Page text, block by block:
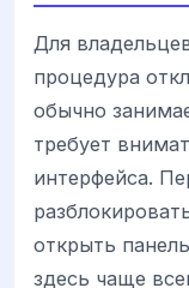
Для
процедура
обычно
требует
интерфейса.
открыть
здесь чаще